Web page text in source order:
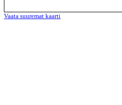
Vaata suuremat kaarti